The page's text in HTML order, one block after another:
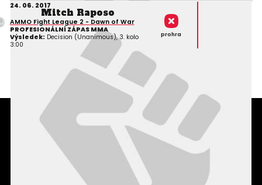
24. 06. 2017
Mitch Raposo
AMMO Fight League 2 - Dawn of War
PROFESIONÁLNÍ ZÁPAS MMA
Výsledek: Decision (Unanimous), 3. kolo
3:00
prohra
Podmínky užití webového rozhraní
Souhlas s používáním osobních údajů
Statistiky
Kontakty